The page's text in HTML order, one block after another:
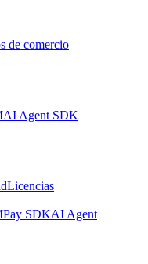
de comercio
AI Agent SDK
Licencias
Pay SDKAI Agent